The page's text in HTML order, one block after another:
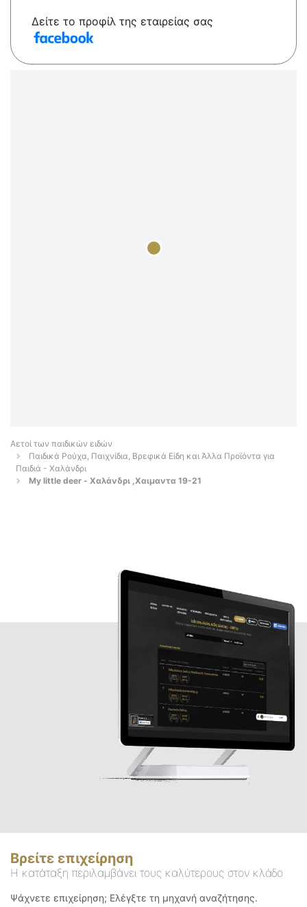
Δείτε το προφίλ της εταιρείας σας
Αετοί των παιδικών ειδών
Παιδικά Ρούχα, Παιχνίδια, Βρεφικά Είδη και Άλλα Προϊόντα για
Παιδιά - Χαλάνδρι
My little deer - Χαλάνδρι ,Χαιμαντα 19-21
Βρείτε επιχείρηση
Η κατάταξη περιλαμβάνει τους καλύτερους στον κλάδο
Ψάχνετε επιχείρηση; Ελέγξτε τη μηχανή αναζήτησης.